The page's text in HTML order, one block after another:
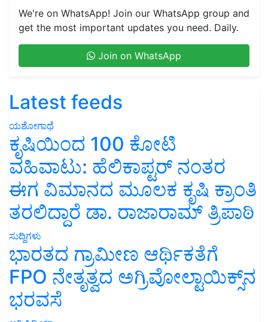
We're on WhatsApp! Join our WhatsApp group and
get the most important updates you need. Daily.
Join on WhatsApp
Latest feeds
ಯಶೋಗಾಥೆ
ಕೃಷಿಯಿಂದ 100 ಕೋಟಿ
ವಹಿವಾಟು: ಹೆಲಿಕಾಪ್ಟರ್ ನಂತರ
ಈಗ ವಿಮಾನದ ಮೂಲಕ ಕೃಷಿ ಕ್ರಾಂತಿ
ತರಲಿದ್ದಾರೆ ಡಾ. ರಾಜಾರಾಮ್ ತ್ರಿಪಾಠಿ
ಸುದ್ದಿಗಳು
ಭಾರತದ ಗ್ರಾಮೀಣ ಆರ್ಥಿಕತೆಗೆ
FPO ನೇತೃತ್ವದ ಅಗ್ರಿವೋಲ್ಟಾಯಿಕ್ಸ್‌ನ
ಭರವಸೆ